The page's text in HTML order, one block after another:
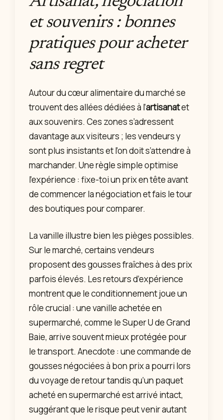
et souvenirs : bonnes
pratiques pour acheter
sans regret
Autour du cœur alimentaire du marché se
trouvent des allées dédiées à l’artisanatet
aux souvenirs. Ces zones s’adressent
davantage aux visiteurs ; les vendeurs y
sont plus insistants et l’on doit s’attendre à
marchander. Une règle simple optimise
l’expérience : fixe-toi un prix en tête avant
de commencer la négociation et fais le tour
des boutiques pour comparer.
La vanille illustre bien les pièges possibles.
Sur le marché, certains vendeurs
proposent des gousses fraîches à des prix
parfois élevés. Les retours d’expérience
montrent que le conditionnement joue un
rôle crucial : une vanille achetée en
supermarché, comme le Super U de Grand
Baie, arrive souvent mieux protégée pour
le transport. Anecdote : une commande de
gousses négociées à bon prix a pourri lors
du voyage de retour tandis qu’un paquet
acheté en supermarché est arrivé intact,
suggérant que le risque peut venir autant